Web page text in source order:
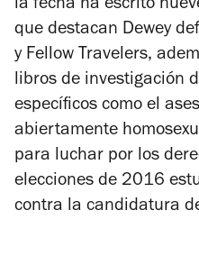
la fecha ha escrito
que destacan Dewey
y Fellow Travelers,
libros de investigación
específicos como el
abiertamente
para luchar por los
elecciones de 2016
contra la candidatura